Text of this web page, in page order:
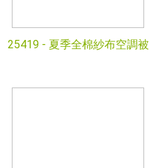
25419 - 夏季全棉紗布空調被